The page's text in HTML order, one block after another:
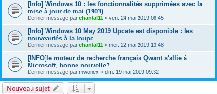
[Info] Windows 10 : les fonctionnalités supprimées avec la
mise à jour de mai (1903)
Dernier message par chantal11 « ven. 24 mai 2019 08:45
[Info] Windows 10 May 2019 Update est disponible : les
nouveautés à la loupe
Dernier message par chantal11 « mer. 22 mai 2019 13:48
[INFO]le moteur de recherche français Qwant s'allie à
Microsoft, bonne nouvelle?
Dernier message par mwonex « dim. 19 mai 2019 09:32
Nouveau sujet